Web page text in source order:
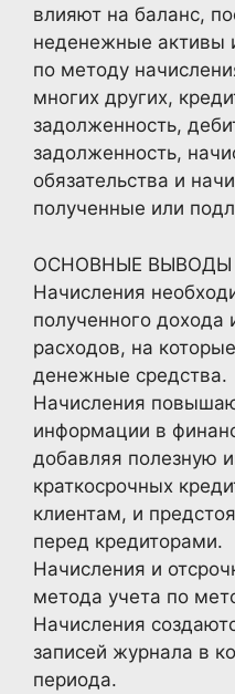
влияют на баланс,
неденежные активы
по методу
многих других,
задолженность,
задолженность,
обязательства и
полученные или
ОСНОВНЫЕ ВЫВОДЫ
Начисления
полученного дохода
расходов, на
денежные средства.
Начисления
информации в
добавляя полезную
краткосрочных
клиентам, и
перед кредиторами.
Начисления и
метода учета по
Начисления
записей журнала в
периода.